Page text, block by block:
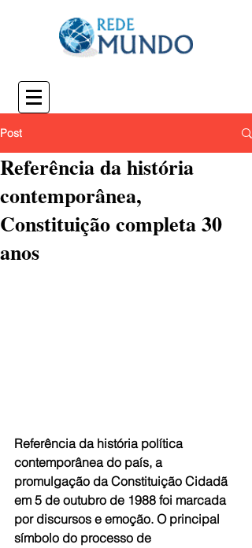
Post
Referência da história
contemporânea,
Constituição completa 30
anos
Referência da história política
contemporânea do país, a
promulgação da Constituição Cidadã
em 5 de outubro de 1988 foi marcada
por discursos e emoção. O principal
símbolo do processo de